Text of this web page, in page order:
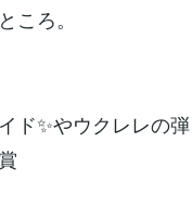
ころ。
ド✨やウクレレの